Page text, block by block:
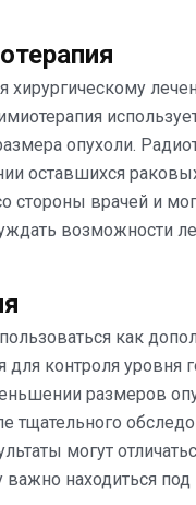
хирургическому
опухоли.
оставшихся
стороны врачей и
возможности
как
для контроля
размеров
тщательного
могут
важно находиться